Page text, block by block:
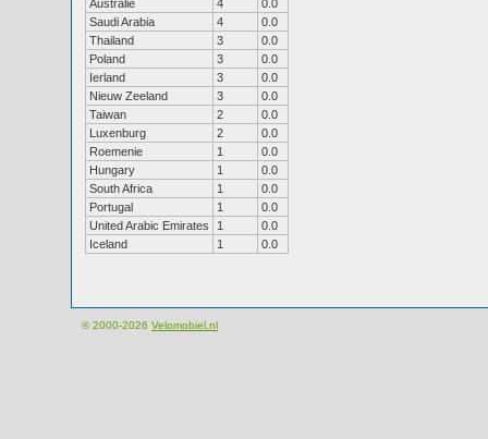
Australië
4
0.0
Saudi Arabia
4
0.0
Thailand
3
0.0
Poland
3
0.0
Ierland
3
0.0
Nieuw Zeeland
3
0.0
Taiwan
2
0.0
Luxenburg
2
0.0
Roemenie
1
0.0
Hungary
1
0.0
South Africa
1
0.0
Portugal
1
0.0
United Arabic Emirates
1
0.0
Iceland
1 0.0
© 2000-2026 Velomobiel.nl